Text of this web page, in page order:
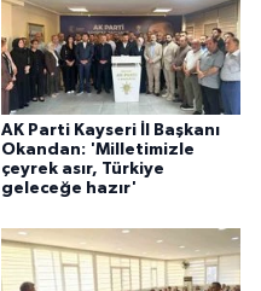
AK Parti Kayseri İl Başkanı
Okandan: 'Milletimizle
çeyrek asır, Türkiye
geleceğe hazır'